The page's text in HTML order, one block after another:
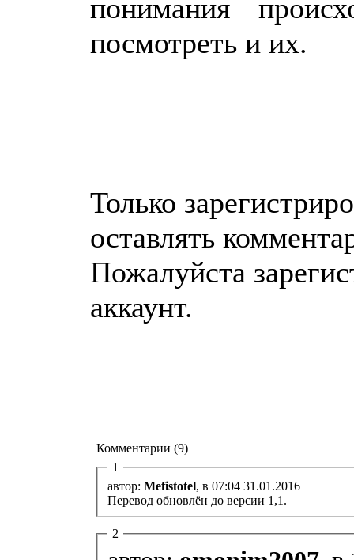
понимания
посмотреть и их.
Только
оставлять
Пожалуйста
аккаунт.
Комментарии (9)
1
автор: Mefistotel, в 07:04 31.01.2016
Перевод обновлён до версии 1,1.
2